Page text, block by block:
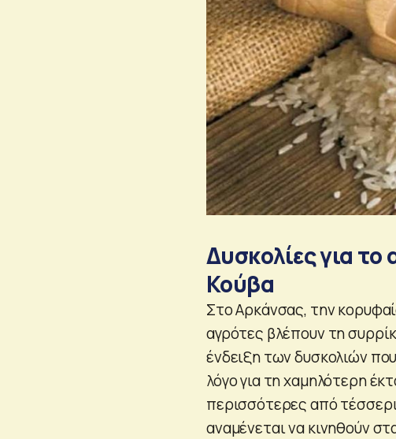
Δυσκολίες για το
Κούβα
Στο Αρκάνσας, την
αγρότες βλέπουν τη
ένδειξη των δυσκολιών
λόγο για τη χαμηλότερη
περισσότερες από
αναμένεται να κινηθούν